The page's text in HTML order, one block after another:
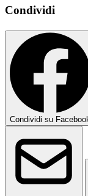
Condividi
Condividi su